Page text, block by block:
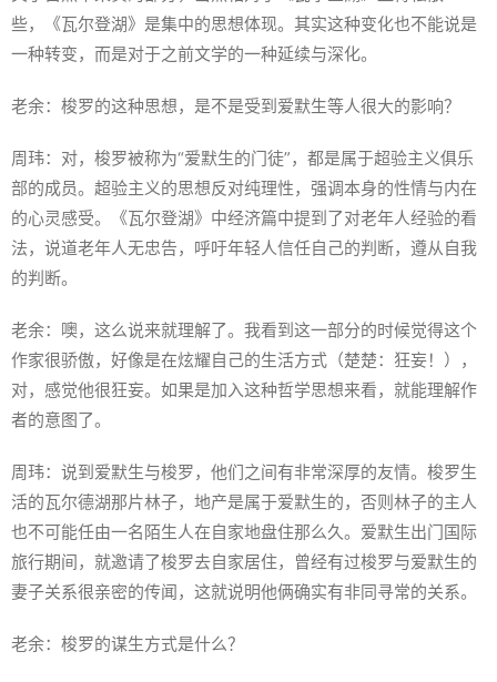
些，《瓦尔登湖》是集中的思想体现。其实这种变化也不能说是
一种转变，而是对于之前文学的一种延续与深化。
老余：梭罗的这种思想，是不是受到爱默生等人很大的影响？
周玮：对，梭罗被称为“爱默生的门徒”，都是属于超验主义俱乐
部的成员。超验主义的思想反对纯理性，强调本身的性情与内在
的心灵感受。《瓦尔登湖》中经济篇中提到了对老年人经验的看
法，说道老年人无忠告，呼吁年轻人信任自己的判断，遵从自我
的判断。
老余：噢，这么说来就理解了。我看到这一部分的时候觉得这个
作家很骄傲，好像是在炫耀自己的生活方式（楚楚：狂妄！），
对，感觉他很狂妄。如果是加入这种哲学思想来看，就能理解作
者的意图了。
周玮：说到爱默生与梭罗，他们之间有非常深厚的友情。梭罗生
活的瓦尔德湖那片林子，地产是属于爱默生的，否则林子的主人
也不可能任由一名陌生人在自家地盘住那么久。爱默生出门国际
旅行期间，就邀请了梭罗去自家居住，曾经有过梭罗与爱默生的
妻子关系很亲密的传闻，这就说明他俩确实有非同寻常的关系。
老余：梭罗的谋生方式是什么？